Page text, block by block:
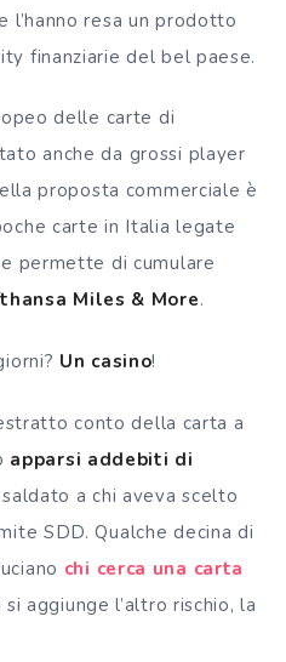
l’hanno resa un prodotto
finanziarie del bel paese.
delle carte di
anche da grossi player
proposta commerciale è
carte in Italia legate
permette di cumulare
Miles & More.
Un casino!
conto della carta a
apparsi addebiti di
a chi aveva scelto
SDD. Qualche decina di
chi cerca una carta
si aggiunge l’altro rischio, la